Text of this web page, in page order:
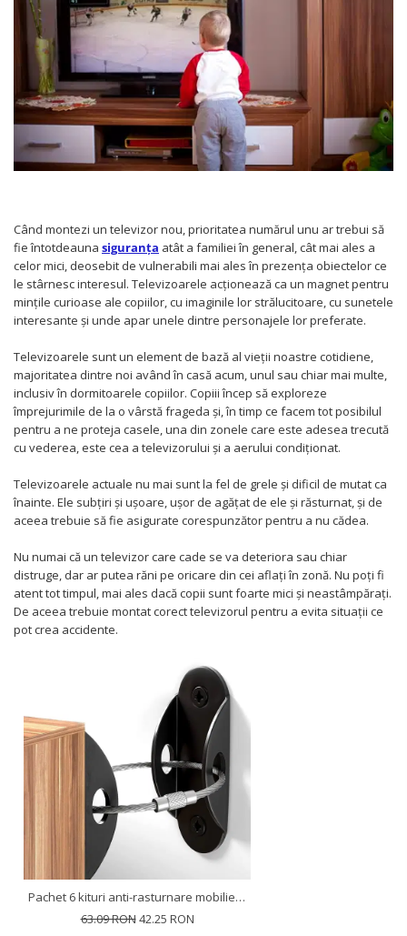
Protectii utile
Poarta siguranta copii
Deflectoare pentru aer conditionat
Protectii exterior
Casti antifonice pentru copii si
bebelusi
Echipament protectie bicicleta si ski
Haine & accesorii plaja
Haine plaja / inot
Ochelari de soare
Palarii protectie UV
Puericultura mare
Somnul bebelusului
Carucioare si scaune auto
Tarcuri copii / bebelusi
Scaune masa
Ingrijire bebe si mama
Igiena si ingrijire bebelusi
Accesorii bebelusi / nou-nascuti
Perne si saltele bebelusi
Diversificare bebelusi
Jucarii copii si jocuri educative
Jucarii dentitie
Jocuri educative
Jucarii bebelusi
Covorase ortopedice senzoriale
Cuburi magnetice JollyHeap®
Rechizite scolare
Stikere decorative si covoare
Când montezi un televizor nou, prioritatea numărul unu ar trebui să
fie întotdeauna siguranța atât a familiei în general, cât mai ales a
celor mici, deosebit de vulnerabili mai ales în prezența obiectelor ce
le stârnesc interesul. Televizoarele acționează ca un magnet pentru
mințile curioase ale copiilor, cu imaginile lor strălucitoare, cu sunetele
interesante și unde apar unele dintre personajele lor preferate.
Televizoarele sunt un element de bază al vieții noastre cotidiene,
majoritatea dintre noi având în casă acum, unul sau chiar mai multe,
inclusiv în dormitoarele copiilor. Copiii încep să exploreze
împrejurimile de la o vârstă frageda și, în timp ce facem tot posibilul
pentru a ne proteja casele, una din zonele care este adesea trecută
cu vederea, este cea a televizorului și a aerului condiționat.
Televizoarele actuale nu mai sunt la fel de grele și dificil de mutat ca
înainte. Ele subțiri și ușoare, ușor de agățat de ele și răsturnat, și de
aceea trebuie să fie asigurate corespunzător pentru a nu cădea.
Nu numai că un televizor care cade se va deteriora sau chiar
distruge, dar ar putea răni pe oricare din cei aflați în zonă. Nu poți fi
atent tot timpul, mai ales dacă copii sunt foarte mici și neastâmpărați.
De aceea trebuie montat corect televizorul pentru a evita situații ce
pot crea accidente.
Pachet 6 kituri anti-rasturnare mobilier, protectie copii, protectie cutremur, Empria, Diverse culori
63.09 RON42.25 RON